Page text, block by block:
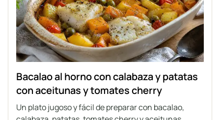
Bacalao al horno con calabaza y patatas
con aceitunas y tomates cherry
Un plato jugoso y fácil de preparar con bacalao,